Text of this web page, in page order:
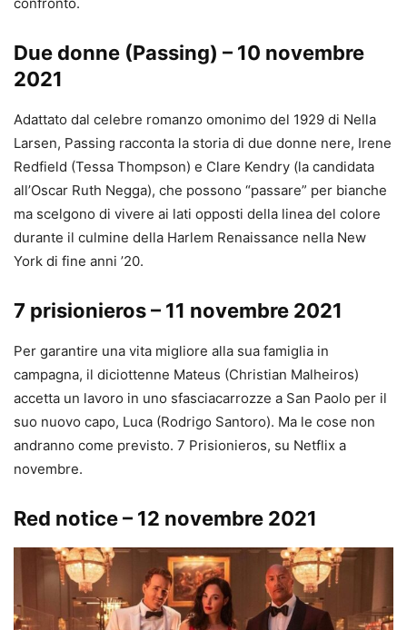
confronto.
Due donne (Passing) – 10 novembre
2021
Adattato dal celebre romanzo omonimo del 1929 di Nella
Larsen, Passing racconta la storia di due donne nere, Irene
Redfield (Tessa Thompson) e Clare Kendry (la candidata
all’Oscar Ruth Negga), che possono “passare” per bianche
ma scelgono di vivere ai lati opposti della linea del colore
durante il culmine della Harlem Renaissance nella New
York di fine anni ’20.
7 prisionieros – 11 novembre 2021
Per garantire una vita migliore alla sua famiglia in
campagna, il diciottenne Mateus (Christian Malheiros)
accetta un lavoro in uno sfasciacarrozze a San Paolo per il
suo nuovo capo, Luca (Rodrigo Santoro). Ma le cose non
andranno come previsto. 7 Prisionieros, su Netflix a
novembre.
Red notice – 12 novembre 2021